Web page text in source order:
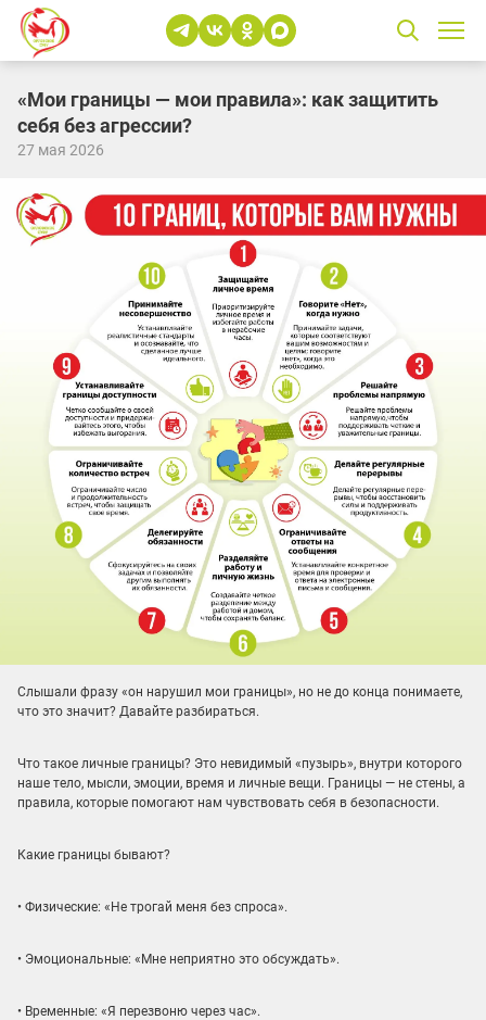
«Мои границы — мои правила»: как защитить
себя без агрессии?
27 мая 2026
Слышали фразу «он нарушил мои границы», но не до конца понимаете,
что это значит? Давайте разбираться.
Что такое личные границы? Это невидимый «пузырь», внутри которого
наше тело, мысли, эмоции, время и личные вещи. Границы — не стены, а
правила, которые помогают нам чувствовать себя в безопасности.
Какие границы бывают?
• Физические: «Не трогай меня без спроса».
• Эмоциональные: «Мне неприятно это обсуждать».
• Временные: «Я перезвоню через час».